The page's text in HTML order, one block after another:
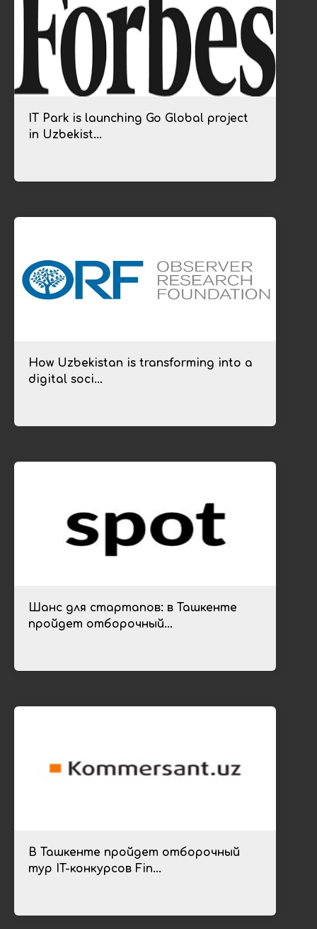
IT Park is launching Go Global project
in Uzbekist...
How Uzbekistan is transforming into a
digital soci...
Шанс для стартапов: в Ташкенте
пройдет отборочный...
В Ташкенте пройдет отборочный
тур IT-конкурсов Fin...